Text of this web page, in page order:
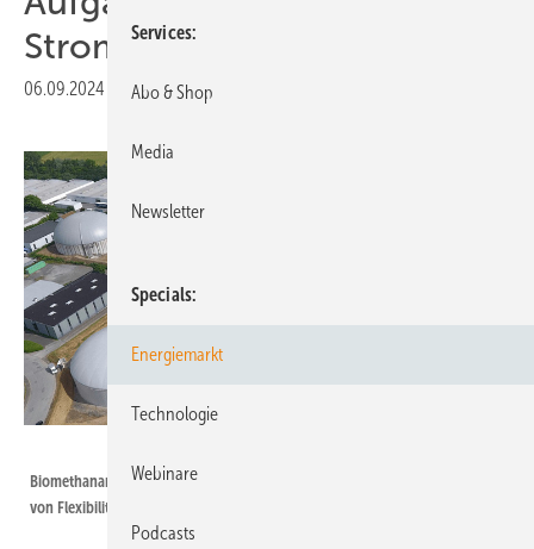
Strommarktdesigns
06.09.2024 Druckvorschau
Biomethananlage in Horn-Bad Meinberg – Biogas könnte bei der Nutzung
von Flexibilitäten eine wichtige Rolle spielen.
Services
Abo & Shop
Media
Newsletter
Specials
Energiemarkt
Technologie
Webinare
Podcasts